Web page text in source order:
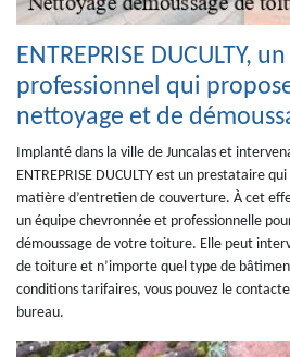
ENTREPRISE DUCULTY,
professionnel qui
nettoyage et de
Implanté dans la ville de Juncalas et
ENTREPRISE DUCULTY est un prestataire
matière d’entretien de couverture. À cet
un équipe chevronnée et professionnelle
démoussage de votre toiture. Elle peut
de toiture et n’importe quel type de
conditions tarifaires, vous pouvez le
bureau.